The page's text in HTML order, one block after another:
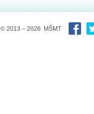
© 2013 – 2026 MŠMT